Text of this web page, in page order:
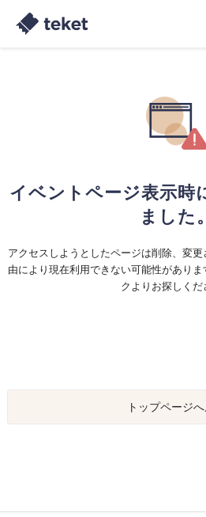
イベントページ表示時
ました。
アクセスしようとしたページは削除、変
由により現在利用できない可能性があり
クよりお探しくだ
トップページ